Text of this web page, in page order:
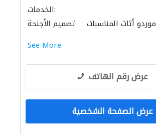
الخدمات:
تصميم الأجنحة
موردو أثاث المناسبات
See More
عرض رقم الهاتف
عرض الصفحة الشخصية